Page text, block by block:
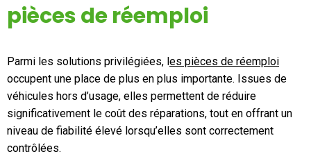
pièces de réemploi
Parmi les solutions privilégiées, les pièces de réemploi
occupent une place de plus en plus importante. Issues de
véhicules hors d’usage, elles permettent de réduire
significativement le coût des réparations, tout en offrant un
niveau de fiabilité élevé lorsqu’elles sont correctement
contrôlées.